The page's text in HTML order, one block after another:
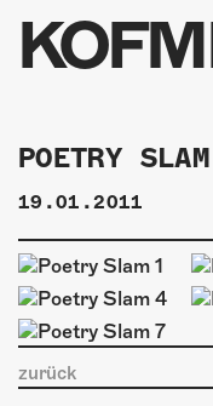
POETRY SLAM
19.01.2011
zurück